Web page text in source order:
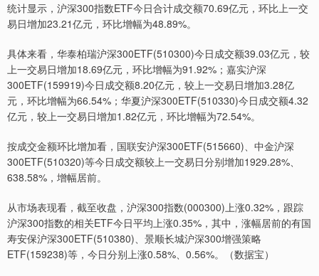
统计显示，沪深300指数ETF今日合计成交额70.69亿元，环比上一交
易日增加23.21亿元，环比增幅为48.89%。
具体来看，华泰柏瑞沪深300ETF(510300)今日成交额39.03亿元，较
上一交易日增加18.69亿元，环比增幅为91.92%；嘉实沪深
300ETF(159919)今日成交额8.20亿元，较上一交易日增加3.28亿
元，环比增幅为66.54%；华夏沪深300ETF(510330)今日成交额4.32
亿元，较上一交易日增加1.82亿元，环比增幅为72.54%。
按成交金额环比增加看，国联安沪深300ETF(515660)、中金沪深
300ETF(510320)等今日成交额较上一交易日分别增加1929.28%、
638.58%，增幅居前。
从市场表现看，截至收盘，沪深300指数(000300)上涨0.32%，跟踪
沪深300指数的相关ETF今日平均上涨0.35%，其中，涨幅居前的有国
寿安保沪深300ETF(510380)、景顺长城沪深300增强策略
ETF(159238)等，今日分别上涨0.58%、0.56%。（数据宝）